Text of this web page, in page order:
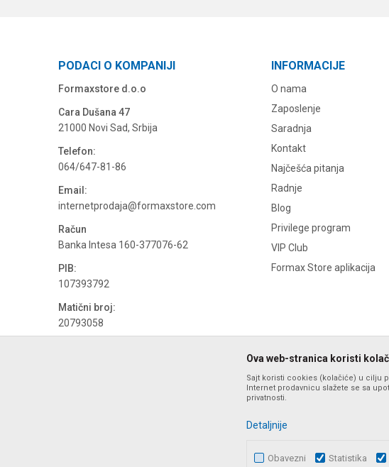
PODACI O KOMPANIJI
Formaxstore d.o.o
Cara Dušana 47
21000 Novi Sad, Srbija
Telefon:
064/647-81-86
Email:
internetprodaja@formaxstore.com
Račun
Banka Intesa 160-377076-62
PIB:
107393792
Matični broj:
20793058
INFORMACIJE
O nama
Zaposlenje
Saradnja
Kontakt
Najčešća pitanja
Radnje
Blog
Privilege program
VIP Club
Formax Store aplikacija
Nastojimo da budemo što precizniji u opisu proizvoda, prikazu slika i
Ova web-stranica koristi
Sajt koristi cookies (kolačiće) u cilju
Internet prodavnicu slažete se sa
privatnosti.
Detaljnije
Obavezni Statistika